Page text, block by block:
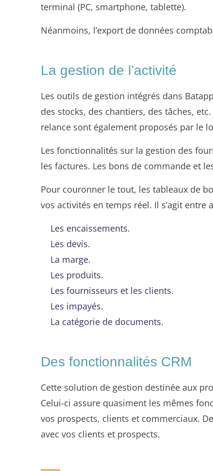
terminal (PC, smartphone, tablette).
Néanmoins, l’export de données
La gestion de l’activité
Les outils de gestion intégrés dans
des stocks, des chantiers, des tâches,
relance sont également proposés par le
Les fonctionnalités sur la gestion des
les factures. Les bons de commande et
Pour couronner le tout, les tableaux de
vos activités en temps réel. Il s’agit entre
Les encaissements.
Les devis.
La marge.
Les produits.
Les fournisseurs et les clients.
Les impayés.
La catégorie de documents.
Des fonctionnalités CRM
Cette solution de gestion destinée aux
Celui-ci assure quasiment les mêmes
vos prospects, clients et commerciaux.
avec vos clients et prospects.